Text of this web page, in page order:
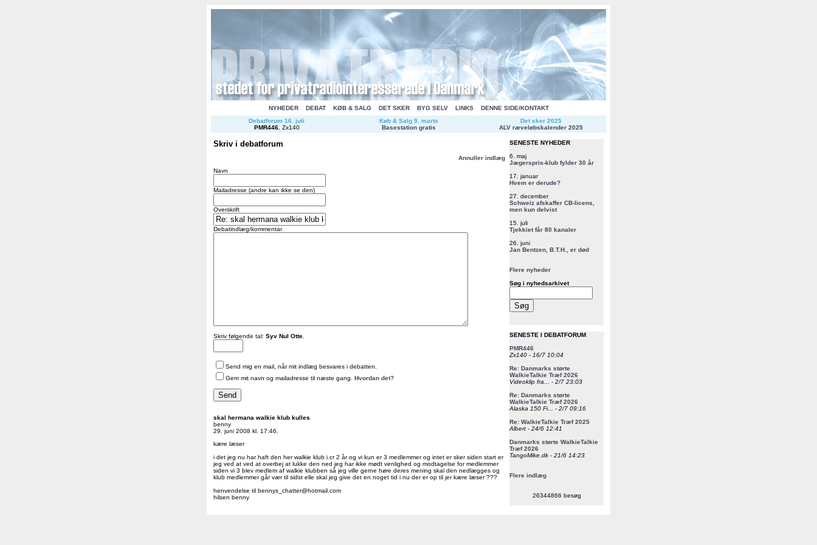
NYHEDER DEBAT KØB & SALG DET SKER BYG SELV LINKS
DENNE SIDE/KONTAKT
Debatforum 16. juli
PMR446. Zx140
Køb & Salg 9. marts
Basestation gratis
Det sker 2025
ALV ræveløbskalender 2025
Skriv i debatforum
Annuller indlæg
Navn
Mailadresse (andre kan ikke se den)
Overskrift
Debatindlæg/kommentar
Skriv følgende tal: Syv Nul Otte
Send mig en mail, når mit indlæg besvares i debatten.
Gem mit navn og mailadresse til næste gang. Hvordan det?
skal hermana walkie klub kulles
benny
29. juni 2008 kl. 17:46.
kære læser
i det jeg nu har haft den her walkie klub i cr 2 år og vi kun er 3 medlemmer og intet er sker siden start er
jeg ved at ved at overbej at lukke den ned jeg har ikke mødt venlighed og modtagelse for medlemmer
siden vi 3 blev medlem af walkie klubben så jeg ville gerne høre deres mening skal den nedlægges og
klub medlemmer går vær til sidst elle skal jeg give det en noget tid i nu der er op til jer kære læser ???
henvendelse til bennys_chatter@hotmail.com
hilsen benny
SENESTE NYHEDER
6. maj
Jægerspris-klub fylder 30 år
17. januar
Hvem er derude?
27. december
Schweiz afskaffer CB-licens,
men kun delvist
15. juli
Tjekkiet får 80 kanaler
26. juni
Jan Bentzen, B.T.H., er død
Flere nyheder
Søg i nyhedsarkivet
SENESTE I DEBATFORUM
PMR446
Zx140 - 16/7 10:04
Re: Danmarks størte
WalkieTalkie Træf 2026
Videoklip fra... - 2/7 23:03
Re: Danmarks størte
WalkieTalkie Træf 2026
Alaska 150 Fi... - 2/7 09:16
Re: WalkieTalkie Træf 2025
Albert - 24/6 12:41
Danmarks størte WalkieTalkie
Træf 2026
TangoMike.dk - 21/6 14:23
Flere indlæg
26344866 besøg